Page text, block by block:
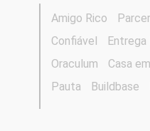
Amigo Rico
Confiável
Entrega
Oraculum
Casa em
Pauta
Buildbase